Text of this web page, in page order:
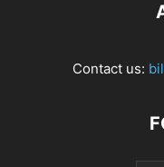
Contact us: